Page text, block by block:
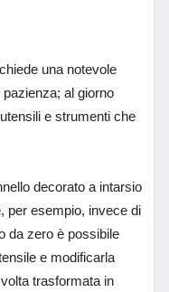
una notevole
al giorno
e strumenti che
decorato a intarsio
, per esempio, invece di
da zero è possibile
e modificarla
trasformata in